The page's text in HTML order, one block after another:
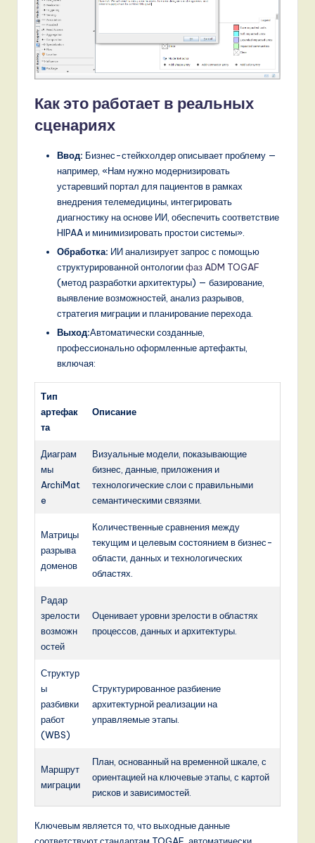
Как это работает в реальных
сценариях
Ввод: Бизнес-стейкхолдер описывает проблему —
например, «Нам нужно модернизировать
устаревший портал для пациентов в рамках
внедрения телемедицины, интегрировать
диагностику на основе ИИ, обеспечить соответствие
HIPAA и минимизировать простои системы».
Обработка: ИИ анализирует запрос с помощью
структурированной онтологиифаз ADM TOGAF
(метод разработки архитектуры) — базирование,
выявление возможностей, анализ разрывов,
стратегия миграции и планирование перехода.
Выход:Автоматически созданные,
профессионально оформленные артефакты,
включая:
Тип
артефак
та
Описание
Диаграм
мы
ArchiMat
e
Визуальные модели, показывающие
бизнес, данные, приложения и
технологические слои с правильными
семантическими связями.
Матрицы
разрыва
доменов
Количественные сравнения между
текущим и целевым состоянием в бизнес-
области, данных и технологических
областях.
Радар
зрелости
возможн
остей
Оценивает уровни зрелости в областях
процессов, данных и архитектуры.
Структур
ы
разбивки
работ
(WBS)
Структурированное разбиение
архитектурной реализации на
управляемые этапы.
Маршрут
миграции
План, основанный на временной шкале, с
ориентацией на ключевые этапы, с картой
рисков и зависимостей.
Ключевым является то, что выходные данные